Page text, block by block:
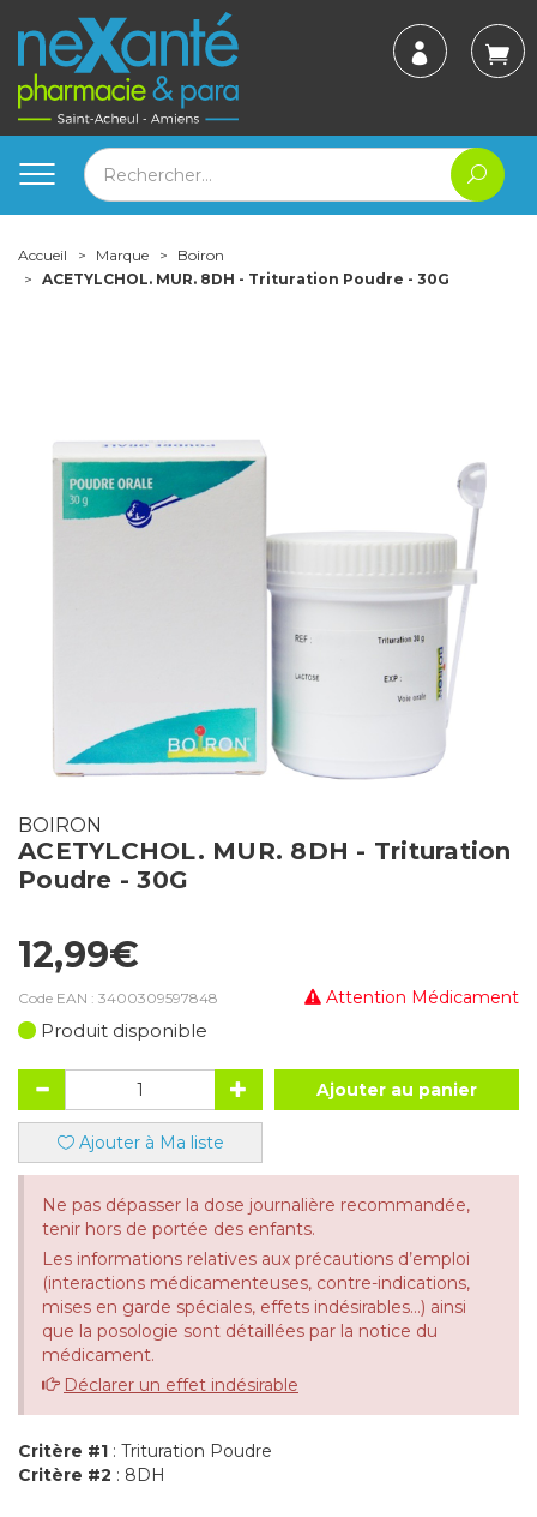
Accueil Marque
Boiron
ACETYLCHOL. MUR. 8DH - Trituration Poudre - 30G
BOIRON
ACETYLCHOL. MUR. 8DH - Trituration
Poudre - 30G
12,99€
Attention Médicament
Code EAN : 3400309597848
Produit disponible
Ajouter au panier
Ajouter à Ma liste
Ne pas dépasser la dose journalière recommandée,
tenir hors de portée des enfants.
Les informations relatives aux précautions d’emploi
(interactions médicamenteuses, contre-indications,
mises en garde spéciales, effets indésirables...) ainsi
que la posologie sont détaillées par la notice du
médicament.
Déclarer un effet indésirable
Critère #1 : Trituration Poudre
Critère #2 : 8DH